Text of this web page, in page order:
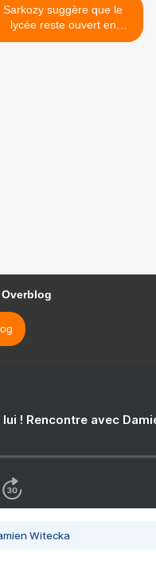
Sarkozy suggère que le
lycée reste ouvert en
des heures de cours
! Rencontre avec
Witecka